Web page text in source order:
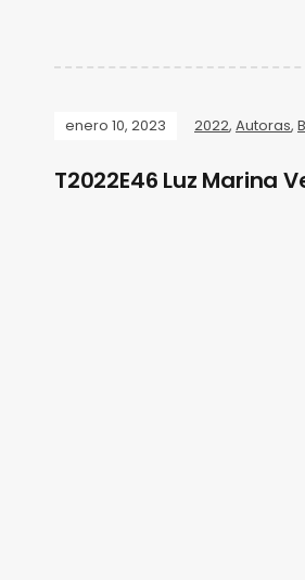
enero 10, 2023 2022, Autoras,
T2022E46 Luz Marina